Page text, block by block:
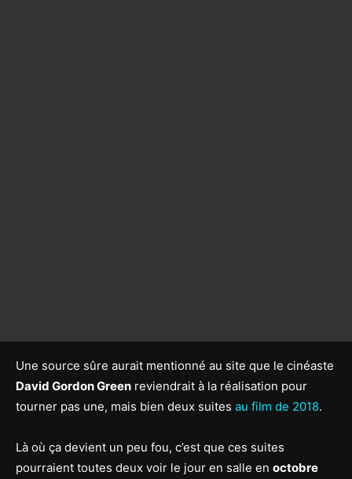
Une source sûre aurait mentionné au site que le cinéaste
David Gordon Green reviendrait à la réalisation pour
tourner pas une, mais bien deux suites au film de 2018.
Là où ça devient un peu fou, c’est que ces suites
pourraient toutes deux voir le jour en salle en octobre